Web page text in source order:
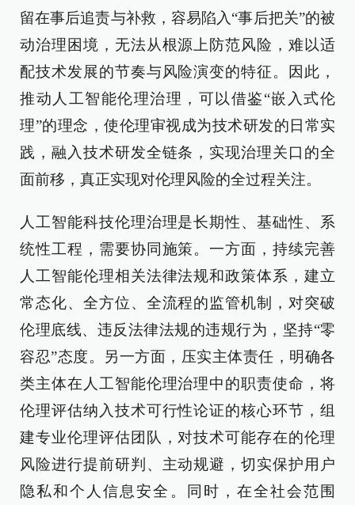
留在事后追责与补救，容易陷入“事后把关”的被
动治理困境，无法从根源上防范风险，难以适
配技术发展的节奏与风险演变的特征。因此，
推动人工智能伦理治理，可以借鉴“嵌入式伦
理”的理念，使伦理审视成为技术研发的日常实
践，融入技术研发全链条，实现治理关口的全
面前移，真正实现对伦理风险的全过程关注。
人工智能科技伦理治理是长期性、基础性、系
统性工程，需要协同施策。一方面，持续完善
人工智能伦理相关法律法规和政策体系，建立
常态化、全方位、全流程的监管机制，对突破
伦理底线、违反法律法规的违规行为，坚持“零
容忍”态度。另一方面，压实主体责任，明确各
类主体在人工智能伦理治理中的职责使命，将
伦理评估纳入技术可行性论证的核心环节，组
建专业伦理评估团队，对技术可能存在的伦理
风险进行提前研判、主动规避，切实保护用户
隐私和个人信息安全。同时，在全社会范围